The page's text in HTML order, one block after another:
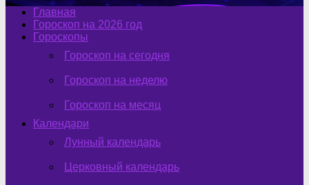
Главная
Гороскоп на 2026 год
Гороскопы
Гороскоп на сегодня
Гороскоп на неделю
Гороскоп на месяц
Календари
Лунный календарь
Церковный календарь